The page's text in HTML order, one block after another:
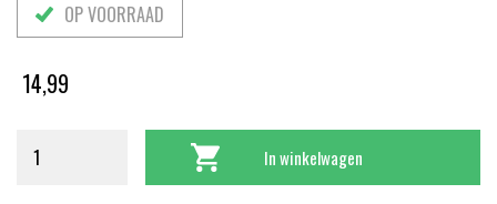
OP VOORRAAD
14,99
In winkelwagen